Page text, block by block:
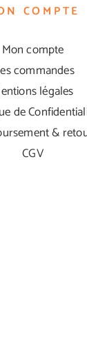
COMPTE
Mon compte
commandes
légales
de
&
CGV